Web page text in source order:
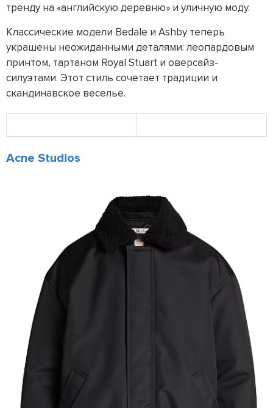
тренду на «английскую деревню» и уличную моду.
Классические модели Bedale и Ashby теперь
украшены неожиданными деталями: леопардовым
принтом, тартаном Royal Stuart и оверсайз-
силуэтами. Этот стиль сочетает традиции и
скандинавское веселье.
Acne Studios